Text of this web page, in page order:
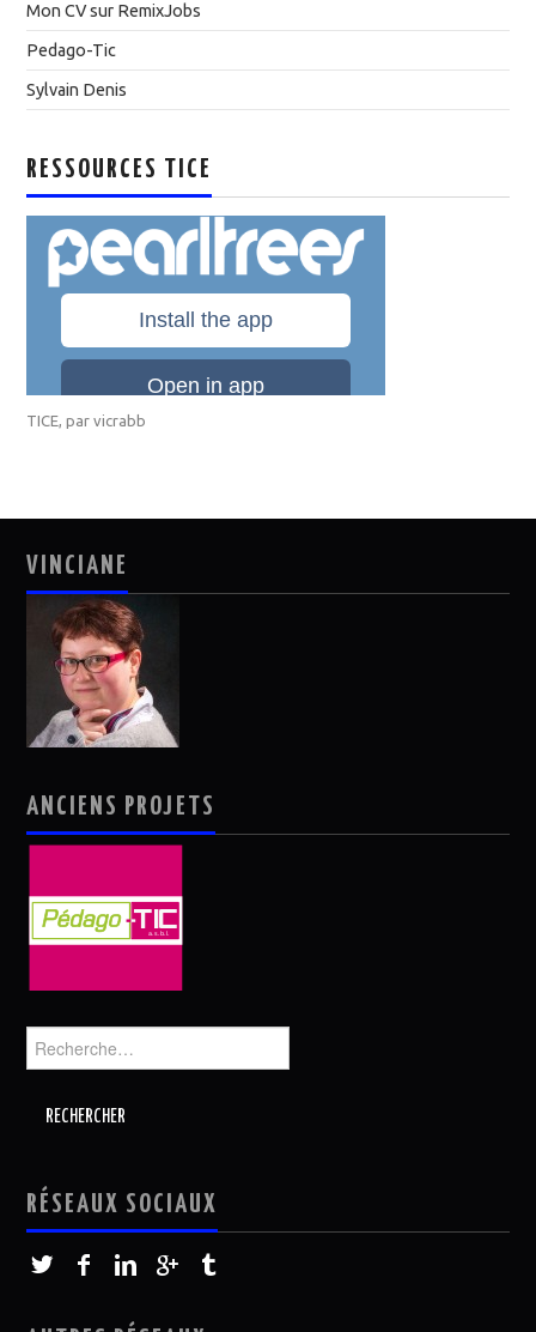
Mon CV sur RemixJobs
Pedago-Tic
Sylvain Denis
RESSOURCES TICE
TICE, parvicrabb
VINCIANE
ANCIENS PROJETS
Rechercher :
RÉSEAUX SOCIAUX